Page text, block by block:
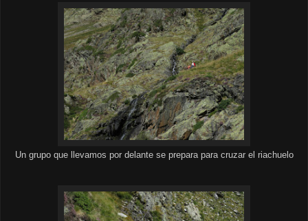
Un grupo que llevamos por delante se prepara para cruzar el riachuelo